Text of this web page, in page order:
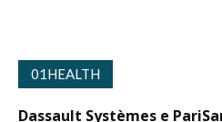
01HEALTH
Dassault Systèmes e